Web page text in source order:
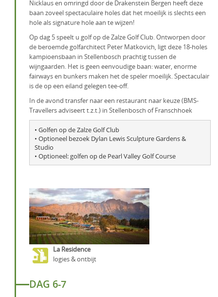
Nicklaus en omringd door de Drakenstein Bergen heeft deze
baan zoveel spectaculaire holes dat het moeilijk is slechts een
hole als signature hole aan te wijzen!
Op dag 5 speelt u golf op de Zalze Golf Club. Ontworpen door
de beroemde golfarchitect Peter Matkovich, ligt deze 18-holes
kampioensbaan in Stellenbosch prachtig tussen de
wijngaarden. Het is geen eenvoudige baan: water, enorme
fairways en bunkers maken het de speler moeilijk. Spectaculair
is de op een eiland gelegen tee-off.
In de avond transfer naar een restaurant naar keuze (BMS-
Travellers adviseert t.z.t.) in Stellenbosch of Franschhoek
• Golfen op de Zalze Golf Club
• Optioneel bezoek Dylan Lewis Sculpture Gardens &
Studio
• Optioneel: golfen op de Pearl Valley Golf Course
La Residence
logies & ontbijt
DAG 6-7